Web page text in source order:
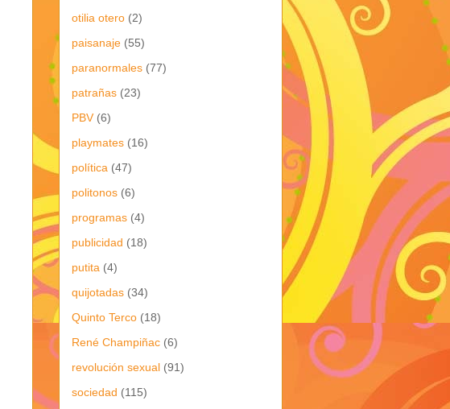
otilia otero (2)
paisanaje (55)
paranormales (77)
patrañas (23)
PBV (6)
playmates (16)
política (47)
politonos (6)
programas (4)
publicidad (18)
putita (4)
quijotadas (34)
Quinto Terco (18)
René Champiñac (6)
revolución sexual (91)
sociedad (115)